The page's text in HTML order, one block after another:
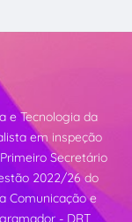
e Tecnologia da
em inspeção
Secretário
2022/26 do
Comunicação e